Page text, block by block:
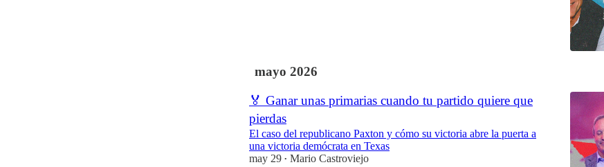
mayo 2026
🏅 Ganar unas primarias cuando tu partido quiere que
pierdas
El caso del republicano Paxton y cómo su victoria abre la puerta a
una victoria demócrata en Texas
may 29 • Mario Castroviejo